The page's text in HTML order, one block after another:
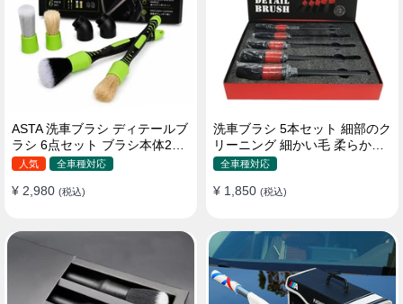
ASTA 洗車ブラシ ディテールブ
ラシ 6点セット ブラシ本体2本
替えヘッド2個 アダプター2個
ド
人気 全車種対応
¥ 2,980 (税込)
洗車ブラシ 5本セット 細部のク
リーニング 細かい毛 柔らかい
豚毛 ディテールブラシ
全車種対応
¥ 1,850 (税込)